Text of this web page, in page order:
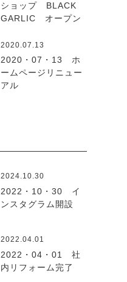
ショップ BLACK
GARLIC オープン
2020.07.13
2020・07・13 ホ
ームページリニュー
アル
2024.10.30
2022・10・30 イ
ンスタグラム開設
2022.04.01
2022・04・01 社
内リフォーム完了